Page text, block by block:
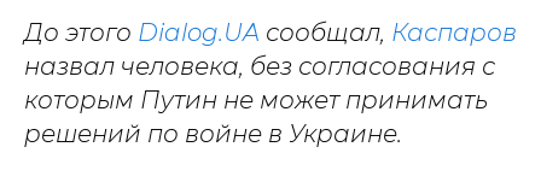
До этого Dialog.UA сообщал, Каспаров
назвал человека, без согласования с
которым Путин не может принимать
решений по войне в Украине.